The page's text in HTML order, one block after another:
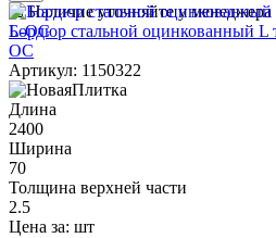
Наличие уточняйте у менеджера
Бордюр стальной оцинкованный L
ОС
Артикул: 1150322
Длина
2400
Ширина
70
Толщина верхней части
2.5
Цена за: шт